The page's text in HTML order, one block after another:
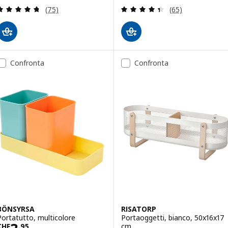
Recensione: 4.7 fuori da 5 stelle. Totale
(75) Recensione:
(65)
Confronta
multicolore
Confronta
RISATORP
Portaoggetti, bianco, 50x16x17
cm